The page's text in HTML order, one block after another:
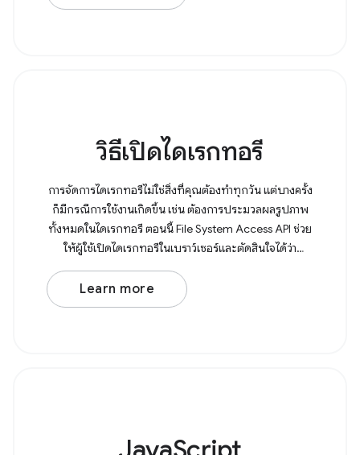
วิธีเปิดไดเรกทอรี
การจัดการไดเรกทอรีไม่ใช่สิ่งที่คุณต้องทำทุกวัน แต่บางครั้ง
ก็มีกรณีการใช้งานเกิดขึ้น เช่น ต้องการประมวลผลรูปภาพ
ทั้งหมดในไดเรกทอรี ตอนนี้ File System Access API ช่วย
ให้ผู้ใช้เปิดไดเรกทอรีในเบราว์เซอร์และตัดสินใจได้ว่า
ต้องการสิทธิ์การเขียนหรือไม่
Learn more